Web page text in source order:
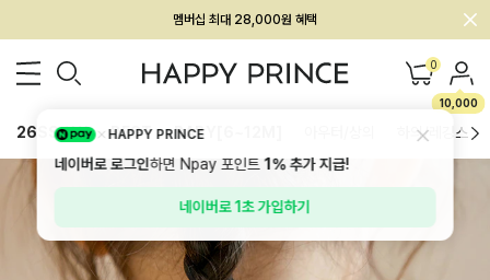
회원전용 아울렛, 가입하면 ~60% 할인!
멤버십 최대 28,000원 혜택 0
10,000
26SS 신상 BEST BABY[6~12M] 하의/레깅스
HAPPY PRINCE
네이버로 로그인하면 Npay 포인트1%추가 지급!
네이버로 1초 가입하기